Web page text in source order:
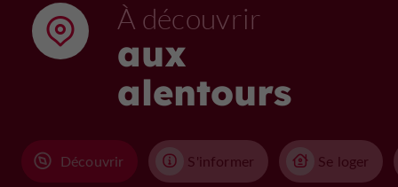
À découvrir
aux
alentours
Découvrir S'informer Se loger